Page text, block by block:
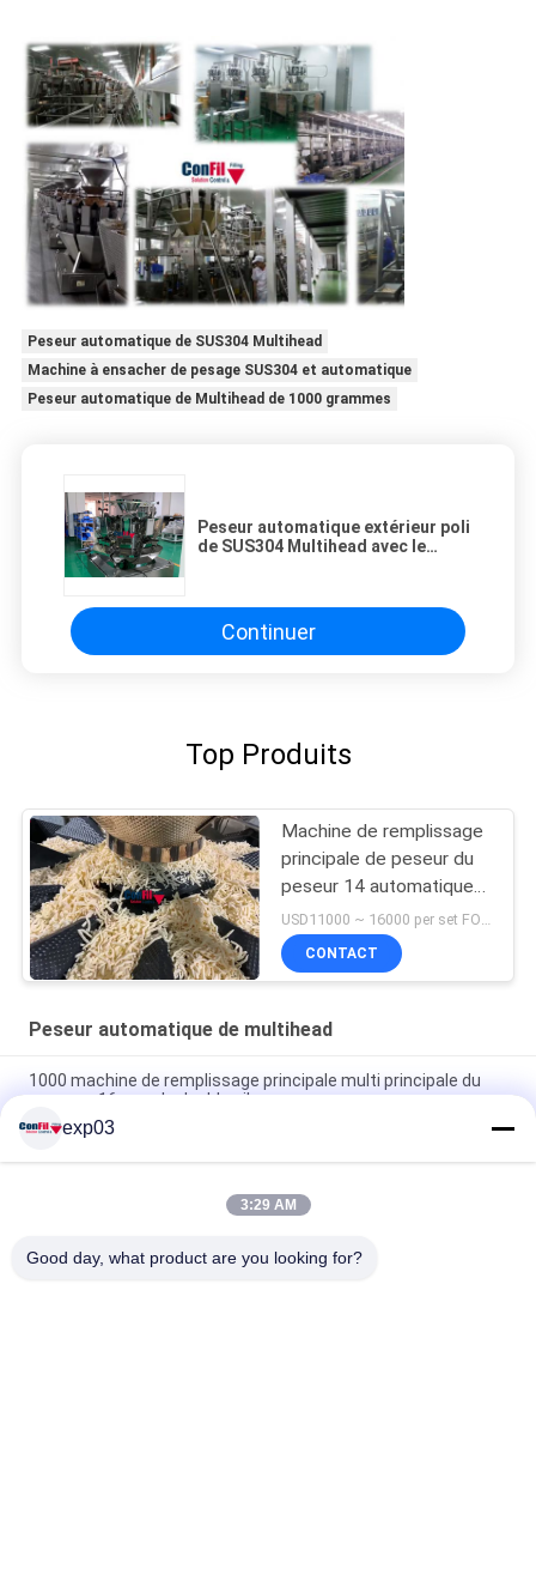
Peseur automatique de SUS304 Multihead
Machine à ensacher de pesage SUS304 et automatique
Peseur automatique de Multihead de 1000 grammes
Peseur automatique extérieur poli
de SUS304 Multihead avec le
Continuer
Top Produits
Machine de remplissage
principale de peseur du
peseur 14 automatiques
de Multihead de produits
de fromage
CONTACT
Peseur automatique de multihead
1000 machine de remplissage principale multi principale du
gramme 16 avec le double aileron
10 avec le stockage central de réservoir
3000 machine de pesage automatique du gramme 14Head
exp03
3:29 AM
Good day, what product are you looking for?